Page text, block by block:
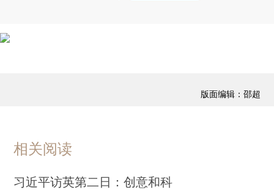
版面编辑：邵超
相关阅读
习近平访英第二日：创意和科